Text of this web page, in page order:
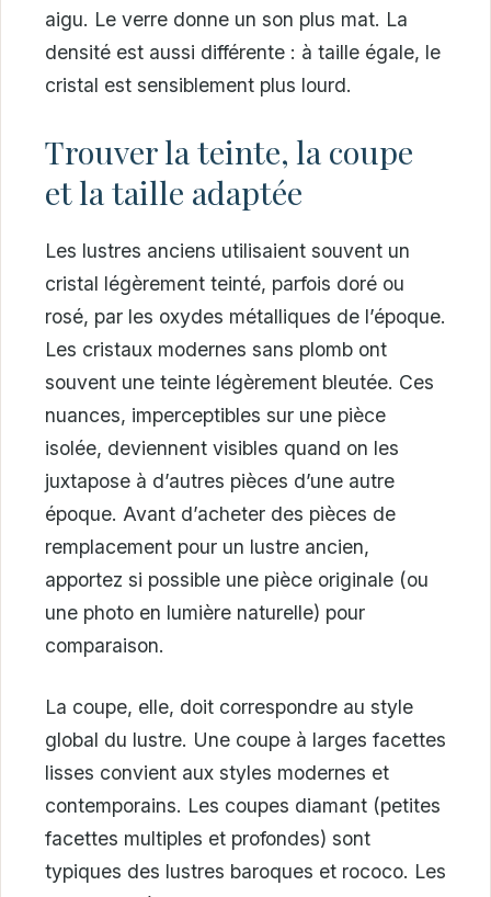
aigu. Le verre donne un son plus mat. La
densité est aussi différente : à taille égale, le
cristal est sensiblement plus lourd.
Trouver la teinte, la coupe
et la taille adaptée
Les lustres anciens utilisaient souvent un
cristal légèrement teinté, parfois doré ou
rosé, par les oxydes métalliques de l’époque.
Les cristaux modernes sans plomb ont
souvent une teinte légèrement bleutée. Ces
nuances, imperceptibles sur une pièce
isolée, deviennent visibles quand on les
juxtapose à d’autres pièces d’une autre
époque. Avant d’acheter des pièces de
remplacement pour un lustre ancien,
apportez si possible une pièce originale (ou
une photo en lumière naturelle) pour
comparaison.
La coupe, elle, doit correspondre au style
global du lustre. Une coupe à larges facettes
lisses convient aux styles modernes et
contemporains. Les coupes diamant (petites
facettes multiples et profondes) sont
typiques des lustres baroques et rococo. Les